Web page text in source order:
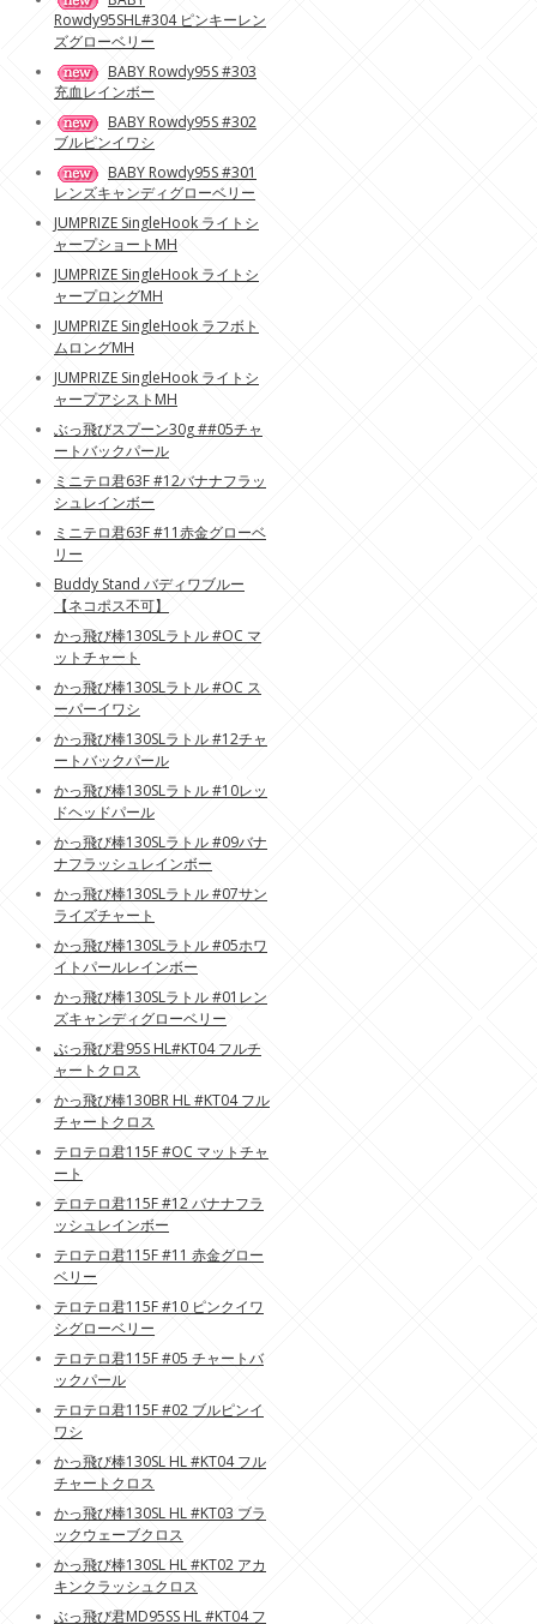
Rowdy95SHL#304 ピンキーレン
ズグローベリー
BABY Rowdy95S #303
充血レインボー
BABY Rowdy95S #302
ブルピンイワシ
BABY Rowdy95S #301
レンズキャンディグローベリー
JUMPRIZE SingleHook ライトシ
ャープショートMH
JUMPRIZE SingleHook ライトシ
ャープロングMH
JUMPRIZE SingleHook ラフボト
ムロングMH
JUMPRIZE SingleHook ライトシ
ャープアシストMH
ぶっ飛びスプーン30g ##05チャ
ートバックパール
ミニテロ君63F #12バナナフラッ
シュレインボー
ミニテロ君63F #11赤金グローベ
リー
Buddy Stand バディワブルー
【ネコポス不可】
かっ飛び棒130SLラトル #OC マ
ットチャート
かっ飛び棒130SLラトル #OC ス
ーパーイワシ
かっ飛び棒130SLラトル #12チャ
ートバックパール
かっ飛び棒130SLラトル #10レッ
ドヘッドパール
かっ飛び棒130SLラトル #09バナ
ナフラッシュレインボー
かっ飛び棒130SLラトル #07サン
ライズチャート
かっ飛び棒130SLラトル #05ホワ
イトパールレインボー
かっ飛び棒130SLラトル #01レン
ズキャンディグローベリー
ぶっ飛び君95S HL#KT04 フルチ
ャートクロス
かっ飛び棒130BR HL #KT04 フル
チャートクロス
テロテロ君115F #OC マットチャ
ート
テロテロ君115F #12 バナナフラ
ッシュレインボー
テロテロ君115F #11 赤金グロー
ベリー
テロテロ君115F #10 ピンクイワ
シグローベリー
テロテロ君115F #05 チャートバ
ックパール
テロテロ君115F #02 ブルピンイ
ワシ
かっ飛び棒130SL HL #KT04 フル
チャートクロス
かっ飛び棒130SL HL #KT03 ブラ
ックウェーブクロス
かっ飛び棒130SL HL #KT02 アカ
キンクラッシュクロス
ぶっ飛び君MD95SS HL #KT04 フ